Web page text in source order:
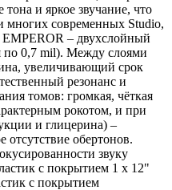
и яркое звучание, что
многих современных Studio,
– двухслойный
по 0,7 mil). Между слоями
увеличивающий срок
резонанс и
томов: громкая, чёткая
рокотом, и при
и глицерина) –
отсутствие обертонов.
звуку
с покрытием 1 x 12"
с покрытием